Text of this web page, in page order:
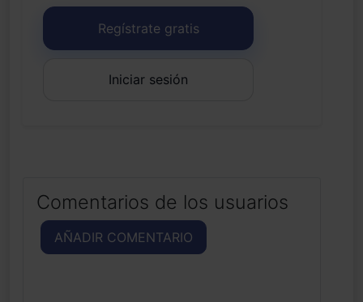
Regístrate gratis
Iniciar sesión
Comentarios de los usuarios
AÑADIR COMENTARIO